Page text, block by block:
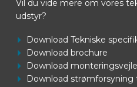
Vil du vide mere om vores
udstyr?
Download Tekniske
Download brochure
Download
Download strømforsyning